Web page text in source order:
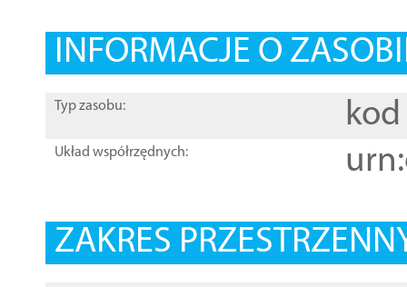
INFORMACJE O
Typ zasobu: kod
Układ współrzędnych:
ZAKRES